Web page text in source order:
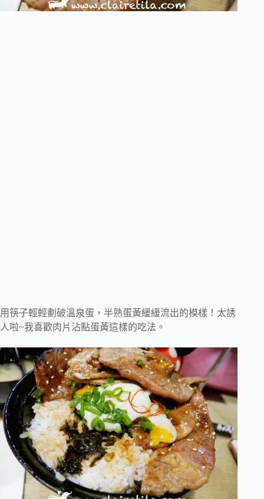
用筷子輕輕劃破溫泉蛋，半熟蛋黃緩緩流出的模樣！太誘
人啦~我喜歡肉片沾點蛋黃這樣的吃法。